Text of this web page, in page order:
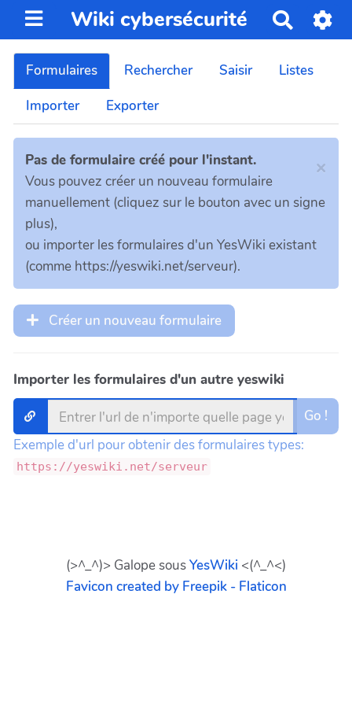
Wiki cybersécurité
e
h
c
r
Formulaires Rechercher Saisir
Listes
Importer
Exporter
×
Pas de formulaire créé pour l'instant.
Vous pouvez créer un nouveau formulaire
manuellement (cliquez sur le bouton avec un signe
plus),
ou importer les formulaires d'un YesWiki existant
(comme https://yeswiki.net/serveur).
Créer un nouveau formulaire
Importer les formulaires d'un autre yeswiki
Go !
Exemple d'url pour obtenir des formulaires types:
https://yeswiki.net/serveur
(>^_^)> Galope sousYesWiki <(^_^<)
Favicon created by Freepik - Flaticon